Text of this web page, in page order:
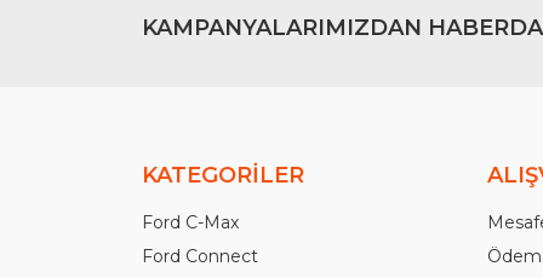
KAMPANYALARIMIZDAN
KATEGORİLER
Ford C-Max
Ford Connect